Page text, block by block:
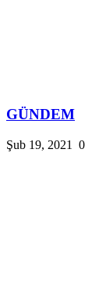
GÜNDEM
Şub 19, 2021 0